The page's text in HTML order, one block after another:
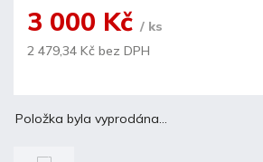
3 000 Kč / ks
2 479,34 Kč bez DPH
Položka byla vyprodána…